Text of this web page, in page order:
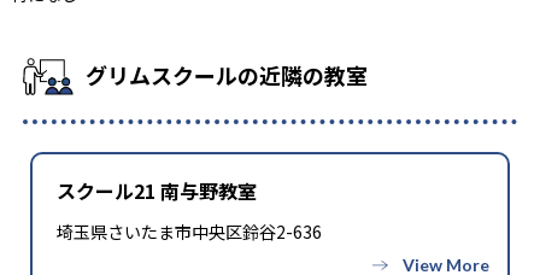
グリムスクールの近隣の教室
スクール21 南与野教室
埼玉県さいたま市中央区鈴谷2-636